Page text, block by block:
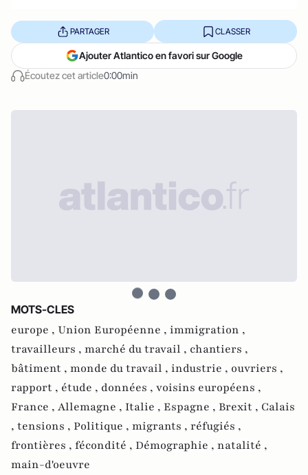
Écoutez cet article0:00min
PARTAGER CLASSER
Ajouter Atlantico en favori sur Google
MOTS-CLES
europe , Union Européenne , immigration ,
travailleurs , marché du travail , chantiers ,
bâtiment , monde du travail , industrie , ouvriers ,
rapport , étude , données , voisins européens ,
France , Allemagne , Italie , Espagne , Brexit , Calais
, tensions , Politique , migrants , réfugiés ,
frontières , fécondité , Démographie , natalité ,
main-d'oeuvre